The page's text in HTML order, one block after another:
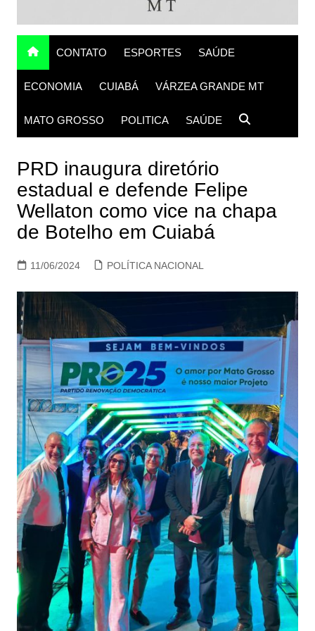
CONTATO ESPORTES SAÚDE
ECONOMIA CUIABÁ VÁRZEA GRANDE MT
MATO GROSSO POLITICA SAÚDE
PRD inaugura diretório
estadual e defende Felipe
Wellaton como vice na chapa
de Botelho em Cuiabá
11/06/2024 POLÍTICA NACIONAL